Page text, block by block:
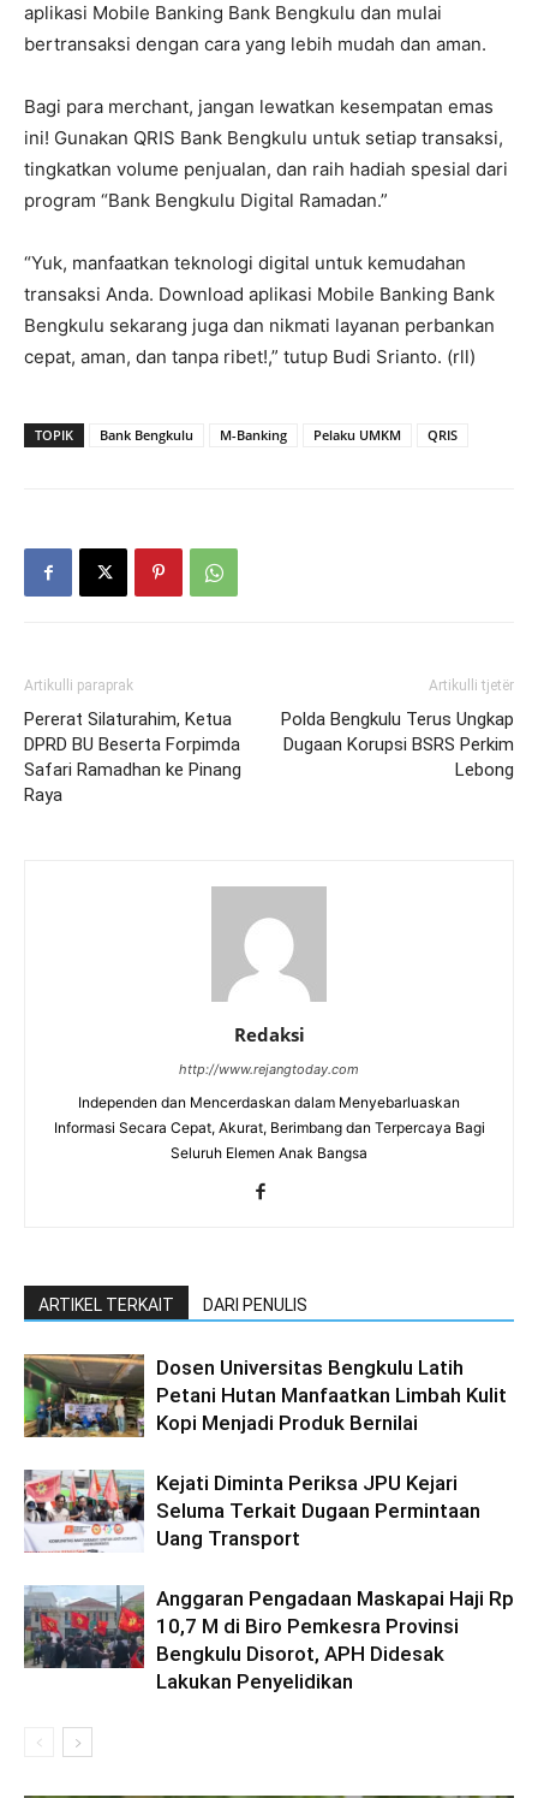
aplikasi Mobile Banking Bank Bengkulu dan mulai
bertransaksi dengan cara yang lebih mudah dan aman.
Bagi para merchant, jangan lewatkan kesempatan emas
ini! Gunakan QRIS Bank Bengkulu untuk setiap transaksi,
tingkatkan volume penjualan, dan raih hadiah spesial dari
program “Bank Bengkulu Digital Ramadan.”
“Yuk, manfaatkan teknologi digital untuk kemudahan
transaksi Anda. Download aplikasi Mobile Banking Bank
Bengkulu sekarang juga dan nikmati layanan perbankan
cepat, aman, dan tanpa ribet!,” tutup Budi Srianto. (rll)
TOPIK Bank Bengkulu M-Banking Pelaku UMKM QRIS
Artikulli paraprak
Pererat Silaturahim, Ketua
DPRD BU Beserta Forpimda
Safari Ramadhan ke Pinang
Raya
Artikulli tjetër
Polda Bengkulu Terus Ungkap
Dugaan Korupsi BSRS Perkim
Lebong
Redaksi
http://www.rejangtoday.com
Independen dan Mencerdaskan dalam Menyebarluaskan
Informasi Secara Cepat, Akurat, Berimbang dan Terpercaya Bagi
Seluruh Elemen Anak Bangsa
ARTIKEL TERKAIT DARI PENULIS
Dosen Universitas Bengkulu Latih
Petani Hutan Manfaatkan Limbah Kulit
Kopi Menjadi Produk Bernilai
Kejati Diminta Periksa JPU Kejari
Seluma Terkait Dugaan Permintaan
Uang Transport
Anggaran Pengadaan Maskapai Haji Rp
10,7 M di Biro Pemkesra Provinsi
Bengkulu Disorot, APH Didesak
Lakukan Penyelidikan